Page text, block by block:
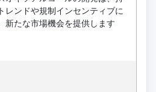
レンドや規制インセンティブに
新たな市場機会を提供します